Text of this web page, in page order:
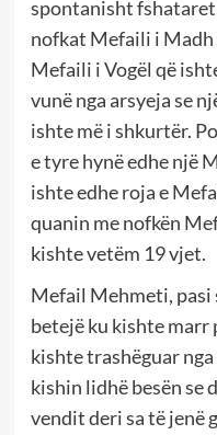
spontanisht
nofkat Mefaili i Madh
Mefaili i Vogël që
vunë nga arsyeja se
ishte më i shkurtër.
e tyre hynë edhe një
ishte edhe roja e
quanin me nofkën
kishte vetëm 19 vjet.
Mefail Mehmeti, pasi
betejë ku kishte marr
kishte trashëguar
kishin lidhë besën se
vendit deri sa të jenë